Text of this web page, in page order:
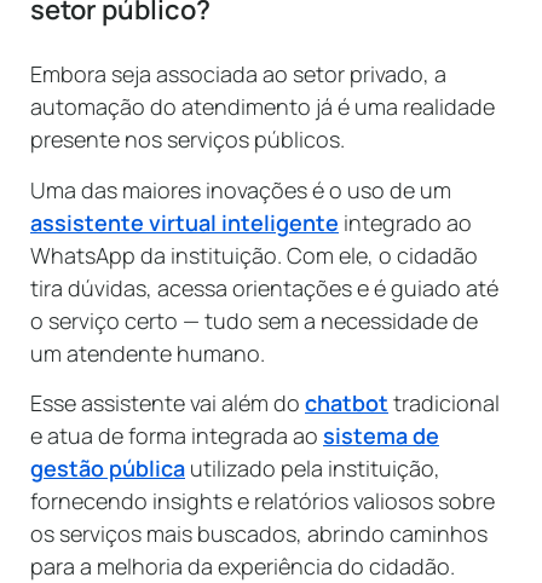
setor público?
Embora seja associada ao setor privado, a
automação do atendimento já é uma realidade
presente nos serviços públicos.
Uma das maiores inovações é o uso de um
assistente virtual inteligente integrado ao
WhatsApp da instituição. Com ele, o cidadão
tira dúvidas, acessa orientações e é guiado até
o serviço certo — tudo sem a necessidade de
um atendente humano.
Esse assistente vai além do chatbot tradicional
e atua de forma integrada ao sistema de
gestão pública utilizado pela instituição,
fornecendo insights e relatórios valiosos sobre
os serviços mais buscados, abrindo caminhos
para a melhoria da experiência do cidadão.